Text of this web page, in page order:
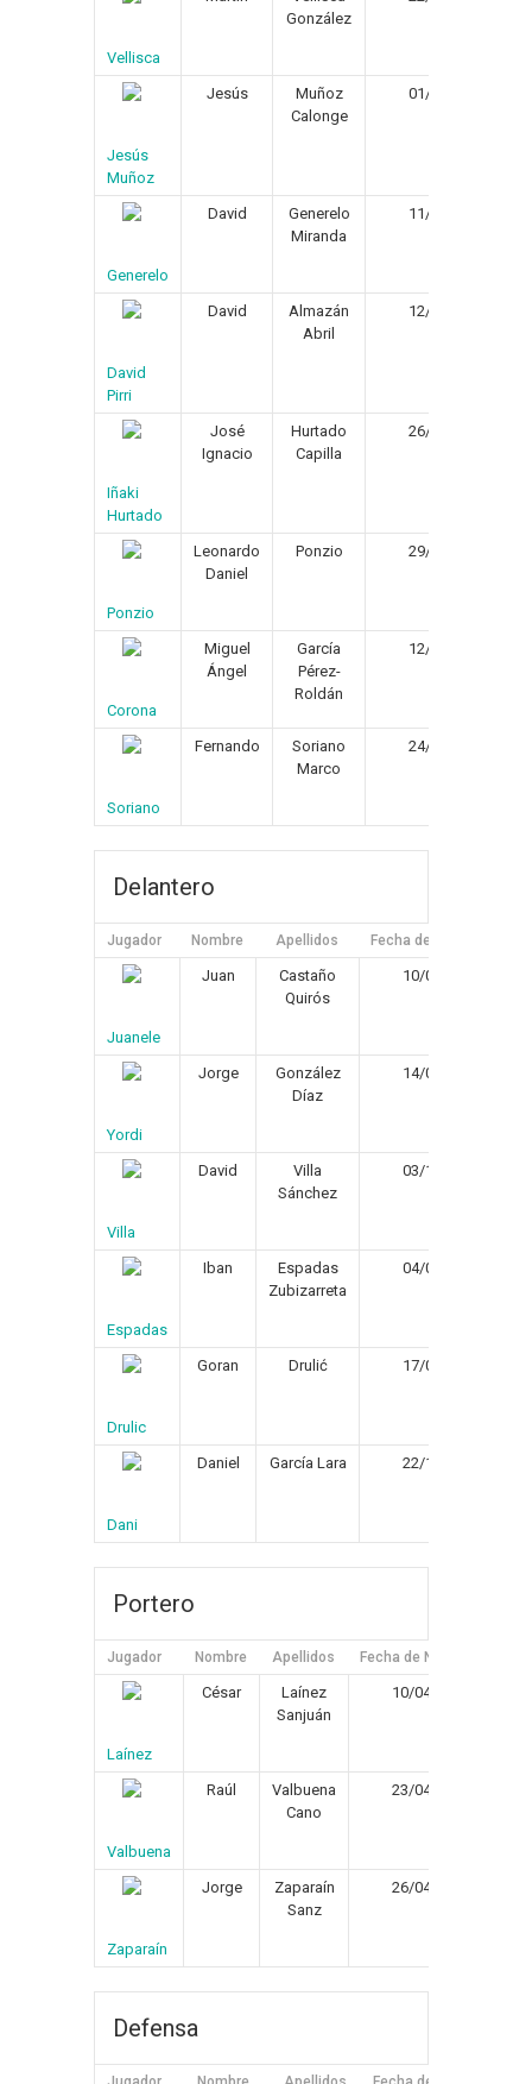
Vellisca
González
Jesús
Muñoz
Jesús
Muñoz
Calonge
01/01/1976
Generelo
David
Generelo
Miranda
11/08/1982
David
Pirri
David
Almazán
Abril
12/02/1974
Iñaki
Hurtado
José
Ignacio
Hurtado
Capilla
26/02/1972
Ponzio
Leonardo
Daniel
Ponzio 29/01/1982
Corona
Miguel
Ángel
García
Pérez-
Roldán
12/02/1981
Soriano
Fernando
Soriano
Marco
24/09/1979
Delantero
Jugador Nombre Apellidos Fecha de Nacimiento
Juanele
Juan
Castaño
Quirós
10/04/1971
Yordi
Jorge
González
Díaz
14/09/1974
Villa
David
Villa
Sánchez
03/12/1981
Espadas
Iban
Espadas
Zubizarreta
04/08/1978
Drulic
Goran Drulić 17/04/1977
Dani
Daniel García Lara 22/12/1974
Portero
Jugador Nombre Apellidos Fecha de Nacimiento
Laínez
César
Laínez
Sanjuán
10/04/1977
Valbuena
Raúl
Valbuena
Cano
23/04/1975
Zaparaín
Jorge
Zaparaín
Sanz
26/04/1984
Defensa